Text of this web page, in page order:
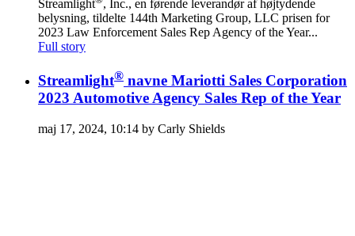
Streamlight
, Inc., en førende leverandør af højtydende
belysning, tildelte 144th Marketing Group, LLC prisen for
2023 Law Enforcement Sales Rep Agency of the Year...
Full story
Streamlight® navne Mariotti Sales Corporation
2023 Automotive Agency Sales Rep of the Year
maj 17, 2024, 10:14 by Carly Shields